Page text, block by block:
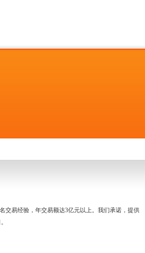
交易经验，年交易额达3亿元以上。我们承诺，提供